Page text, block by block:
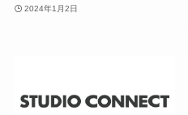
2024年1月2日